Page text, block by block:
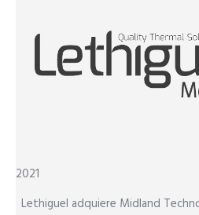
2021
Lethiguel adquiere Midland